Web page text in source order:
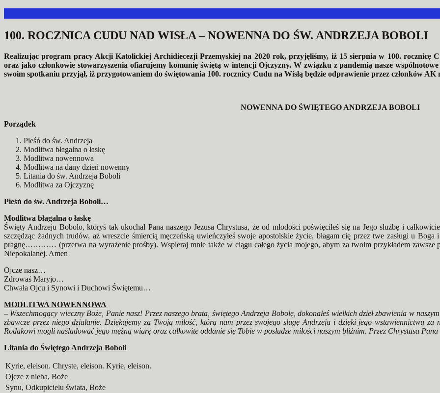
100. ROCZNICA CUDU NAD WISŁA – NOWENNA DO ŚW. ANDRZEJA BOBOLI
Realizując program pracy Akcji Katolickiej Archidiecezji Przemyskiej na 2020 rok, przyjęliśmy, iż 15 sierpnia w 100. rocznicę
oraz jako członkowie stowarzyszenia ofiarujemy komunię świętą w intencji Ojczyzny. W związku z pandemią nasze
swoim spotkaniu przyjął, iż przygotowaniem do świętowania 100. rocznicy Cudu na Wisłą będzie odprawienie przez członków
NOWENNA DO ŚWIĘTEGO ANDRZEJA BOBOLI
Porządek
Pieśń do św. Andrzeja
Modlitwa błagalna o łaskę
Modlitwa nowennowa
Modlitwa na dany dzień nowenny
Litania do św. Andrzeja Boboli
Modlitwa za Ojczyznę
Pieśń do św. Andrzeja Boboli…
Modlitwa błagalna o łaskę
Święty Andrzeju Bobolo, któryś tak ukochał Pana naszego Jezusa Chrystusa, że od młodości poświęciłeś się na Jego służbę i
szczędząc żadnych trudów, aż wreszcie śmiercią męczeńską uwieńczyłeś swoje apostolskie życie, błagam cię przez twe zasługi u
pragnę………… (przerwa na wyrażenie prośby). Wspieraj mnie także w ciągu całego życia mojego, abym za twoim przykładem zawsze
Niepokalanej. Amen
Ojcze nasz…
Zdrowaś Maryjo…
Chwała Ojcu i Synowi i Duchowi Świętemu…
MODLITWA NOWENNOWA
– Wszechmogący wieczny Boże, Panie nasz! Przez naszego brata, świętego Andrzeja Bobolę, dokonałeś wielkich dzieł zbawienia w
zbawcze przez niego działanie. Dziękujemy za Twoją miłość, którą nam przez swojego sługę Andrzeja i dzięki jego wstawiennictwu
Rodakowi mogli naśladować jego mężną wiarę oraz całkowite oddanie się Tobie w posłudze miłości naszym bliźnim. Przez Chrystusa Pana
Litania do Świętego Andrzeja Boboli
Kyrie, eleison. Chryste, eleison. Kyrie, eleison.
Ojcze z nieba, Boże
Synu, Odkupicielu świata, Boże